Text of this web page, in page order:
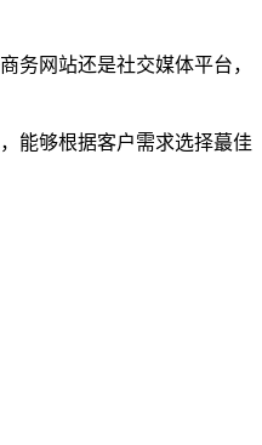
务网站还是社交媒体平台，
能够根据客户需求选择蕞佳